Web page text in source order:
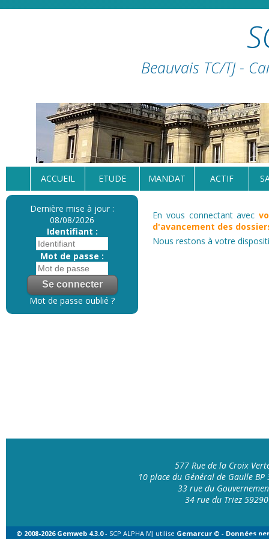
Beauvais TC/TJ -
ACCUEIL ETUDE MANDAT ACTIF
Dernière mise à jour :
08/08/2026
Identifiant :
Mot de passe :
Mot de passe oublié ?
En vous connectant avec
d'avancement des
Nous restons à votre
577 Rue de la Croix
10 place du Général de Gaulle BP
33 rue du
34 rue du Triez 59290
© 2008-2026 Gemweb 4.3.0- SCP ALPHA MJ utilise Gemarcur © - Données